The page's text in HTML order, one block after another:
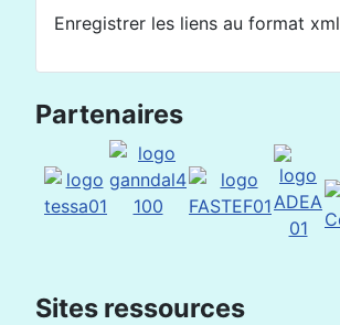
Enregistrer les liens au format xml
Partenaires
Sites ressources